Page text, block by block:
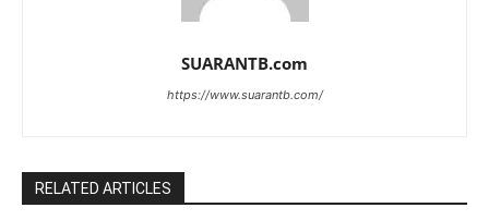
SUARANTB.com
https://www.suarantb.com/
RELATED ARTICLES